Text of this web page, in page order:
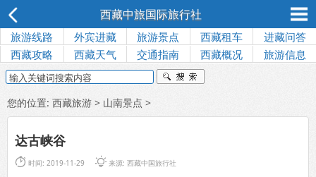
西藏中旅国际旅行社
旅游线路 外宾进藏 旅游景点 西藏租车
进藏问答
西藏攻略
西藏天气 交通指南 西藏概况 旅游信息
您的位置: 西藏旅游 > 山南景点 >
达古峡谷
 时间: 2019-11-29 来源: 西藏中国旅行社